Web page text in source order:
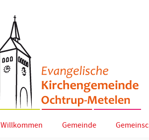
Willkommen Gemeinde